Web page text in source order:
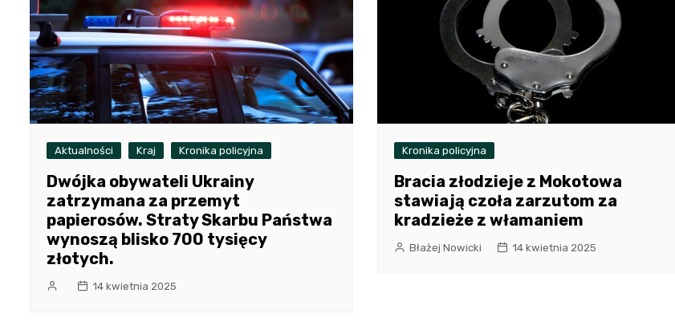
Aktualności Kraj Kronika policyjna
Dwójka obywateli Ukrainy
zatrzymana za przemyt
papierosów. Straty Skarbu Państwa
wynoszą blisko 700 tysięcy
złotych.
14 kwietnia 2025
Kronika policyjna
Bracia złodzieje z Mokotowa
stawiają czoła zarzutom za
kradzieże z włamaniem
Błażej Nowicki 14 kwietnia 2025